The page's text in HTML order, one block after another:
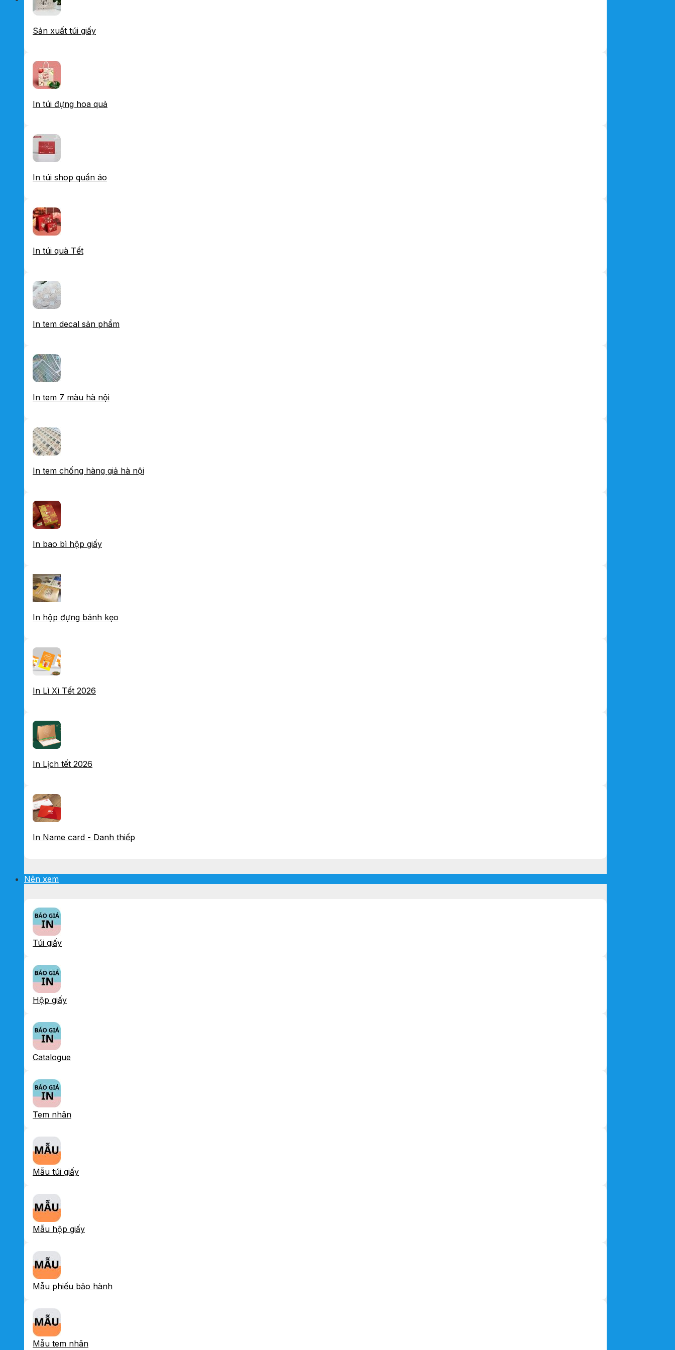
Sản xuất túi giấy
In túi đựng hoa quả
In túi shop quần áo
In túi quà Tết
In tem decal sản phẩm
In tem 7 màu hà nội
In tem chống hàng giả hà nội
In bao bì hộp giấy
In hộp đựng bánh kẹo
In Lì Xì Tết 2026
In Lịch tết 2026
In Name card - Danh thiếp
Nên xem
Túi giấy
Hộp giấy
Catalogue
Tem nhãn
Mẫu túi giấy
Mẫu hộp giấy
Mẫu phiếu bảo hành
Mẫu tem nhãn